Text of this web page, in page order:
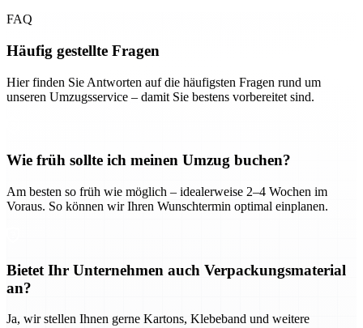
FAQ
Häufig gestellte Fragen
Hier finden Sie Antworten auf die häufigsten Fragen rund um
unseren Umzugsservice – damit Sie bestens vorbereitet sind.
Wie früh sollte ich meinen Umzug buchen?
Am besten so früh wie möglich – idealerweise 2–4 Wochen im
Voraus. So können wir Ihren Wunschtermin optimal einplanen.
Bietet Ihr Unternehmen auch Verpackungsmaterial
an?
Ja, wir stellen Ihnen gerne Kartons, Klebeband und weitere